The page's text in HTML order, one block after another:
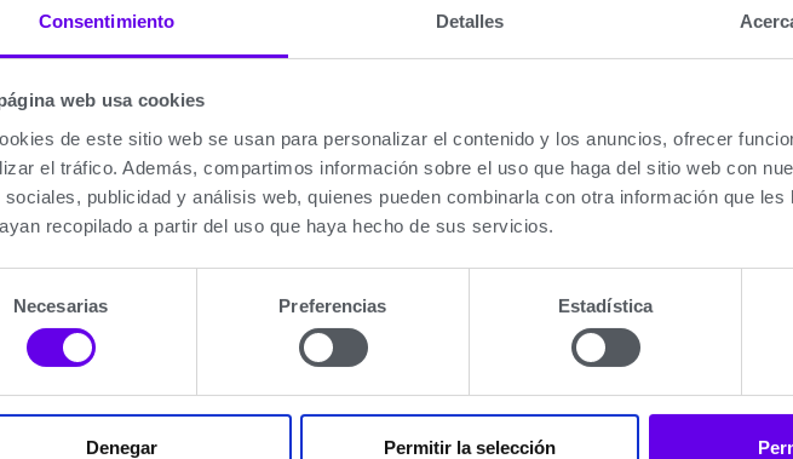
Consentimiento Detalles
web usa cookies
de este sitio web se usan para personalizar el contenido y los anuncios, ofrecer
el tráfico. Además, compartimos información sobre el uso que haga del sitio web con
sociales, publicidad y análisis web, quienes pueden combinarla con otra información que les
recopilado a partir del uso que haya hecho de sus servicios.
Necesarias Preferencias Estadística
Denegar Permitir la selección